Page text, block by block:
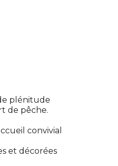
plénitude
de pêche.
convivial
et décorées